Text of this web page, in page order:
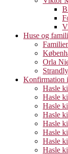
Huse og
Orla
Konfirmation
Hasle
Hasle
Hasle
Hasle
Hasle
Hasle
Hasle
Hasle